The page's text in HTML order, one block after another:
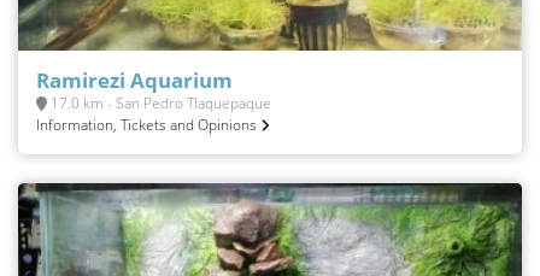
Ramirezi Aquarium
17.0 km - San Pedro Tlaquepaque
Information, Tickets and Opinions